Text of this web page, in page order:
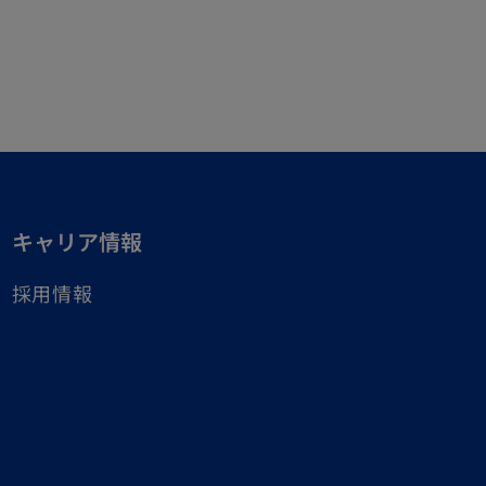
開
キャリア情報
採用情報